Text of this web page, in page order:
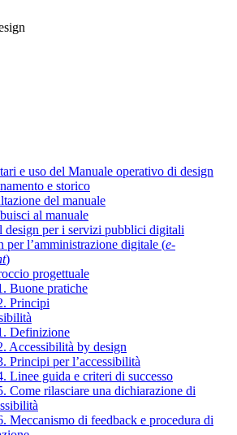
e uso del Manuale operativo di design
e storico
del manuale
al manuale
design per i servizi pubblici digitali
per l’amministrazione digitale (e-
)
progettuale
Buone pratiche
Principi
Definizione
Accessibilità by design
Principi per l’accessibilità
Linee guida e criteri di successo
Come rilasciare una dichiarazione di
Meccanismo di feedback e procedura di